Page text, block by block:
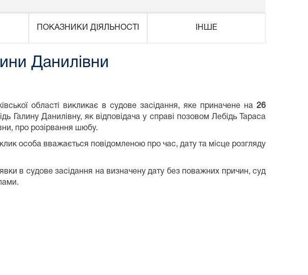
ПОКАЗНИКИ ДІЯЛЬНОСТІ ІНШЕ
Данилівни
області викликає в судове засідання, яке приначене на 26
Галину Данилівну, як відповідача у справі позовом Лебідь Тараса
про розірвання шюбу.
особа вважається повідомленою про час, дату та місце розгляду
в судове засідання на визначену дату без поважних причин, суд